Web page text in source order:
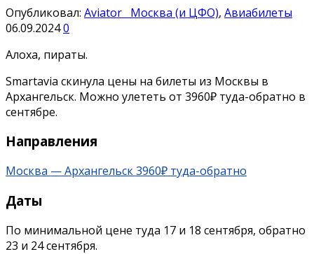
Опубликовал: Aviator Москва (и ЦФО), Авиабилеты
06.09.20240
Алоха, пираты.
Smartavia скинула цены на билеты из Москвы в
Архангельск. Можно улететь от 3960₽ туда-обратно в
сентябре.
Направления
Москва — Архангельск 3960₽ туда-обратно
Даты
По минимальной цене туда 17 и 18 сентября, обратно
23 и 24 сентября.